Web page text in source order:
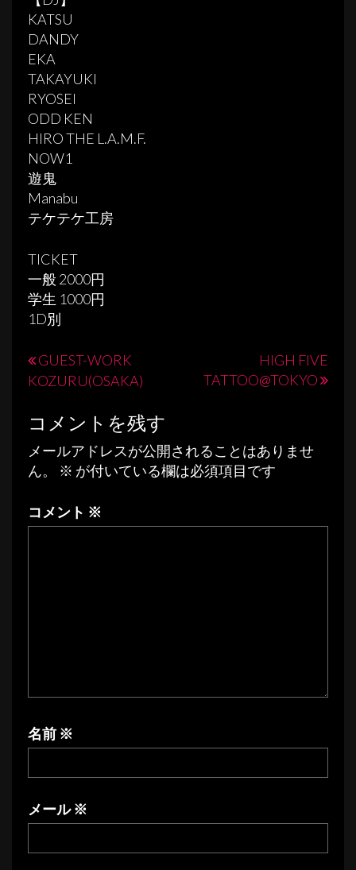
KATSU
DANDY
EKA
TAKAYUKI
RYOSEI
ODD KEN
HIRO THE L.A.M.F.
NOW1
遊鬼
Manabu
テケテケ工房
TICKET
一般 2000円
学生 1000円
1D別
投
稿
ナ
ビ
ゲ
シ
GUEST-WORK
KOZURU(OSAKA)
HIGH FIVE
TATTOO@TOKYO
コメントを残す
メールアドレスが公開されることはありませ
ん。
※ が付いている欄は必須項目です
コメント ※
名前 ※
メール※